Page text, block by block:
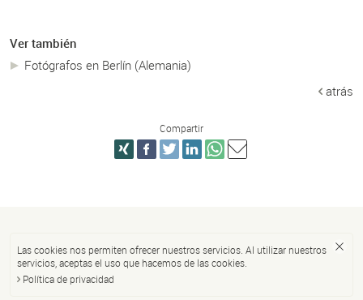
Ver también
Fotógrafos en Berlín (Alemania)
atrás
Compartir
Las cookies nos permiten ofrecer nuestros servicios. Al utilizar nuestros
servicios, aceptas el uso que hacemos de las cookies.
Política de privacidad